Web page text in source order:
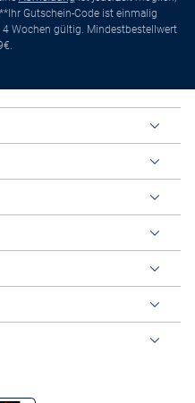
Gutschein-Code ist einmalig
Wochen gültig. Mindestbestellwert